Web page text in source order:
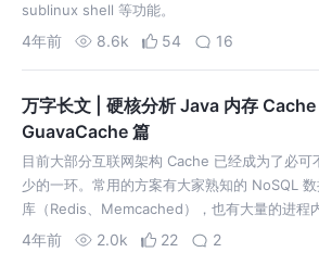
sublinux shell 等功能。
4年前 8.6k 54 16
万字长文 | 硬核分析 Java 内存
GuavaCache 篇
目前大部分互联网架构 Cache 已经成为了必可
少的一环。常用的方案有大家熟知的 NoSQL
库（Redis、Memcached），也有大量的进程
缓存比如 EhCache 等...
4年前 2.0k 22 2